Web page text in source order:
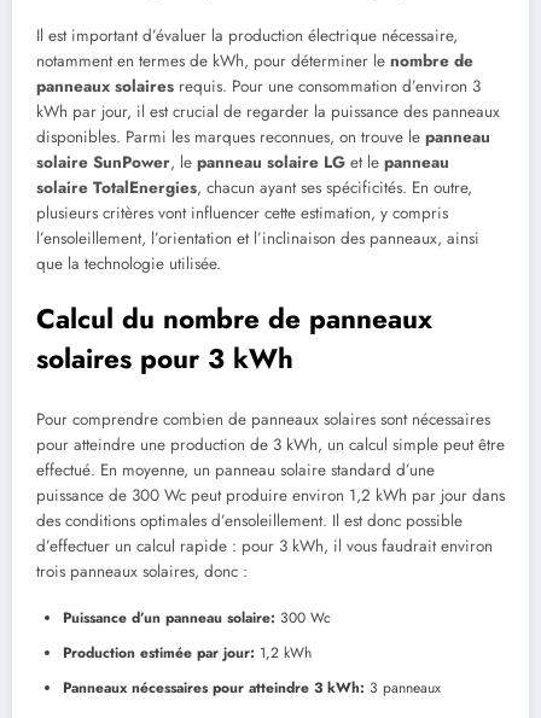
Il est important d’évaluer la production électrique nécessaire,
notamment en termes de kWh, pour déterminer le nombre de
panneaux solaires requis. Pour une consommation d’environ 3
kWh par jour, il est crucial de regarder la puissance des panneaux
disponibles. Parmi les marques reconnues, on trouve le panneau
solaire SunPower, le panneau solaire LG et le panneau
solaire TotalEnergies, chacun ayant ses spécificités. En outre,
plusieurs critères vont influencer cette estimation, y compris
l’ensoleillement, l’orientation et l’inclinaison des panneaux, ainsi
que la technologie utilisée.
Calcul du nombre de panneaux
solaires pour 3 kWh
Pour comprendre combien de panneaux solaires sont nécessaires
pour atteindre une production de 3 kWh, un calcul simple peut être
effectué. En moyenne, un panneau solaire standard d’une
puissance de 300 Wc peut produire environ 1,2 kWh par jour dans
des conditions optimales d’ensoleillement. Il est donc possible
d’effectuer un calcul rapide : pour 3 kWh, il vous faudrait environ
trois panneaux solaires, donc :
Puissance d’un panneau solaire: 300 Wc
Production estimée par jour: 1,2 kWh
Panneaux nécessaires pour atteindre 3 kWh: 3 panneaux